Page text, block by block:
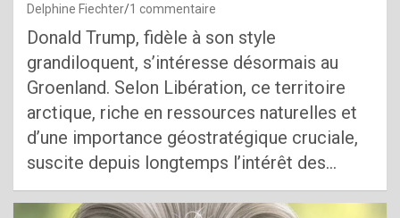
Delphine Fiechter 1 commentaire
Donald Trump, fidèle à son style
grandiloquent, s’intéresse désormais au
Groenland. Selon Libération, ce territoire
arctique, riche en ressources naturelles et
d’une importance géostratégique cruciale,
suscite depuis longtemps l’intérêt des…